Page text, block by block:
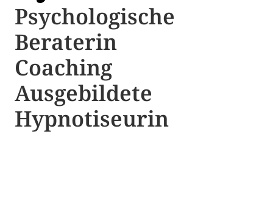
Psychologische ​​
Beraterin
Coaching
Ausgebildete​ ​
Hypnotiseurin